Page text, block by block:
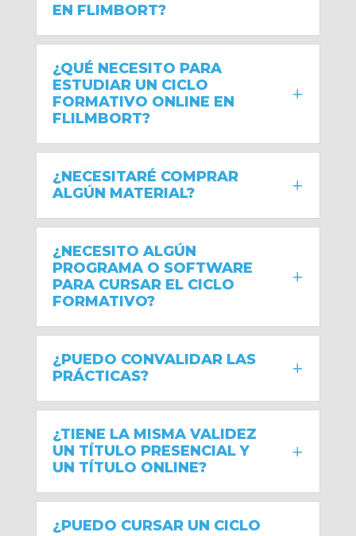
EN FLIMBORT?
¿QUÉ NECESITO PARA
ESTUDIAR UN CICLO
FORMATIVO ONLINE EN
FLILMBORT?
¿NECESITARÉ COMPRAR
ALGÚN MATERIAL?
¿NECESITO ALGÚN
PROGRAMA O SOFTWARE
PARA CURSAR EL CICLO
FORMATIVO?
¿PUEDO CONVALIDAR LAS
PRÁCTICAS?
¿TIENE LA MISMA VALIDEZ
UN TÍTULO PRESENCIAL Y
UN TÍTULO ONLINE?
¿PUEDO CURSAR UN CICLO